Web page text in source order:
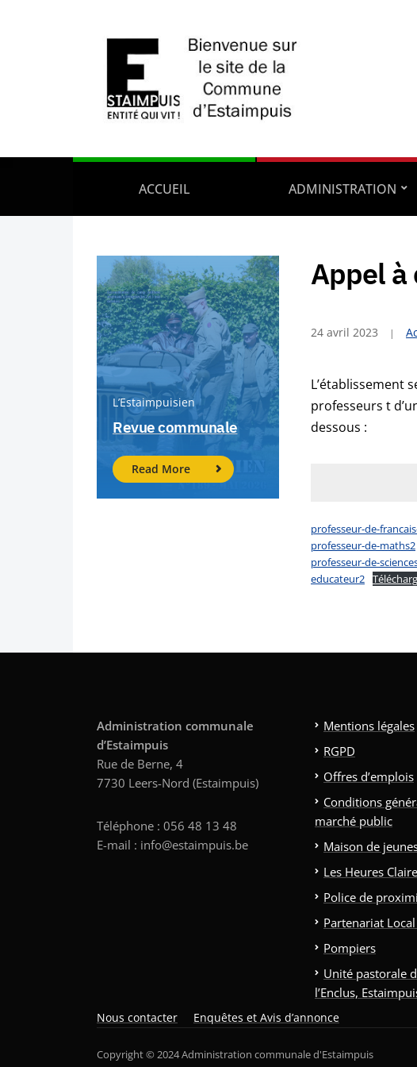
ACCUEIL ADMINISTRATION
L’Estaimpuisien
Revue communale
Read More
Appel à
24 avril 2023
L’établissement
professeurs t
dessous :
professeur-de-
professeur-de-maths2
professeur-de-
educateur2
Administration communale
d’Estaimpuis
Rue de Berne, 4
7730 Leers-Nord (Estaimpuis)
Téléphone : 056 48 13 48
E-mail : info@estaimpuis.be
Mentions légales
RGPD
Offres d’emplois
Conditions
marché public
Maison de
Les Heures
Police de
Partenariat
Pompiers
Unité pastorale
l’Enclus,
Nous contacter Enquêtes et Avis d’annonce
Copyright © 2024 Administration communale d'Estaimpuis